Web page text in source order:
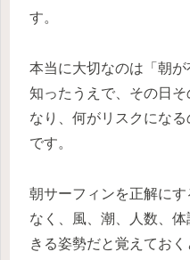
す。
本当に大切なのは「朝
知ったうえで、その日
なり、何がリスクにな
です。
朝サーフィンを正解に
なく、風、潮、人数、
きる姿勢だと覚えてお